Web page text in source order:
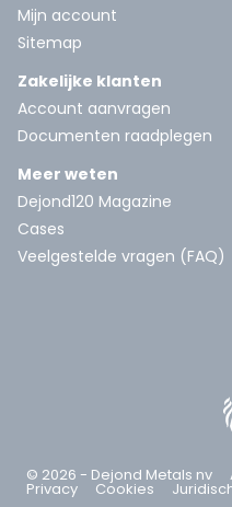
Mijn account
Sitemap
Zakelijke klanten
Account aanvragen
Documenten raadplegen
Meer weten
Dejond120 Magazine
Cases
Veelgestelde vragen (FAQ)
© 2026 - Dejond Metals nv
Privacy Cookies